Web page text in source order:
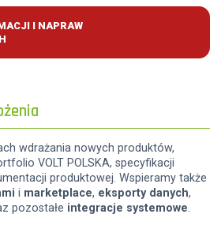
I NAPRAW
wdrażania nowych produktów,
VOLT POLSKA, specyfikacji
produktowej. Wspieramy także
i marketplace, eksporty danych,
pozostałe integracje systemowe